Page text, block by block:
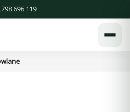
798 696 119